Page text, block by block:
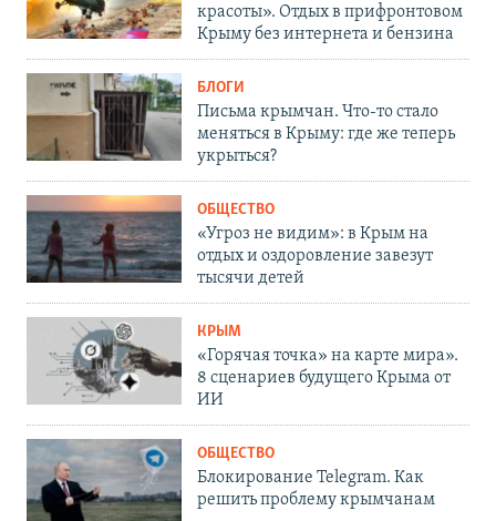
красоты». Отдых в прифронтовом
Крыму без интернета и бензина
БЛОГИ
Письма крымчан. Что-то стало
меняться в Крыму: где же теперь
укрыться?
ОБЩЕСТВО
«Угроз не видим»: в Крым на
отдых и оздоровление завезут
тысячи детей
КРЫМ
«Горячая точка» на карте мира».
8 сценариев будущего Крыма от
ИИ
ОБЩЕСТВО
Блокирование Telegram. Как
решить проблему крымчанам